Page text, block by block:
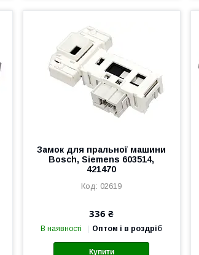
Замок для пральної машини
Bosch, Siemens 603514,
421470
02619
336 ₴
В наявності Оптом і в роздріб
Купити